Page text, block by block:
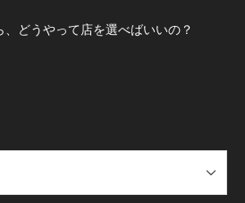
どうやって店を選べばいいの？